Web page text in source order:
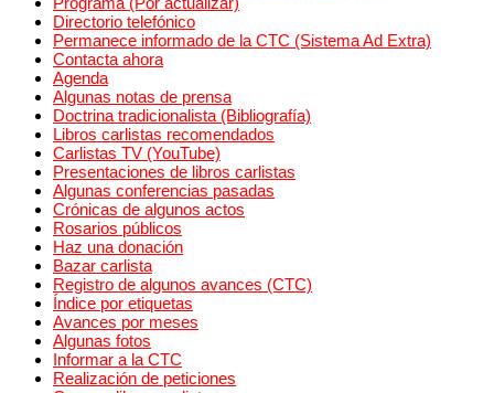
Directorio telefónico
Permanece informado de la CTC (Sistema Ad Extra)
Contacta ahora
Agenda
Algunas notas de prensa
Doctrina tradicionalista (Bibliografía)
Libros carlistas recomendados
Carlistas TV (YouTube)
Presentaciones de libros carlistas
Algunas conferencias pasadas
Crónicas de algunos actos
Rosarios públicos
Haz una donación
Bazar carlista
Registro de algunos avances (CTC)
Índice por etiquetas
Avances por meses
Algunas fotos
Informar a la CTC
Realización de peticiones